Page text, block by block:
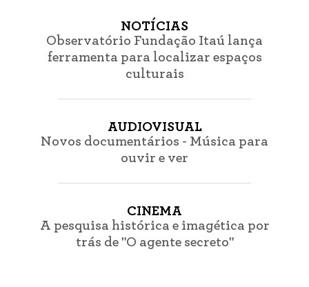
NOTÍCIAS
Observatório Fundação Itaú lança
ferramenta para localizar espaços
culturais
AUDIOVISUAL
Novos documentários - Música para
ouvir e ver
CINEMA
A pesquisa histórica e imagética por
trás de "O agente secreto"